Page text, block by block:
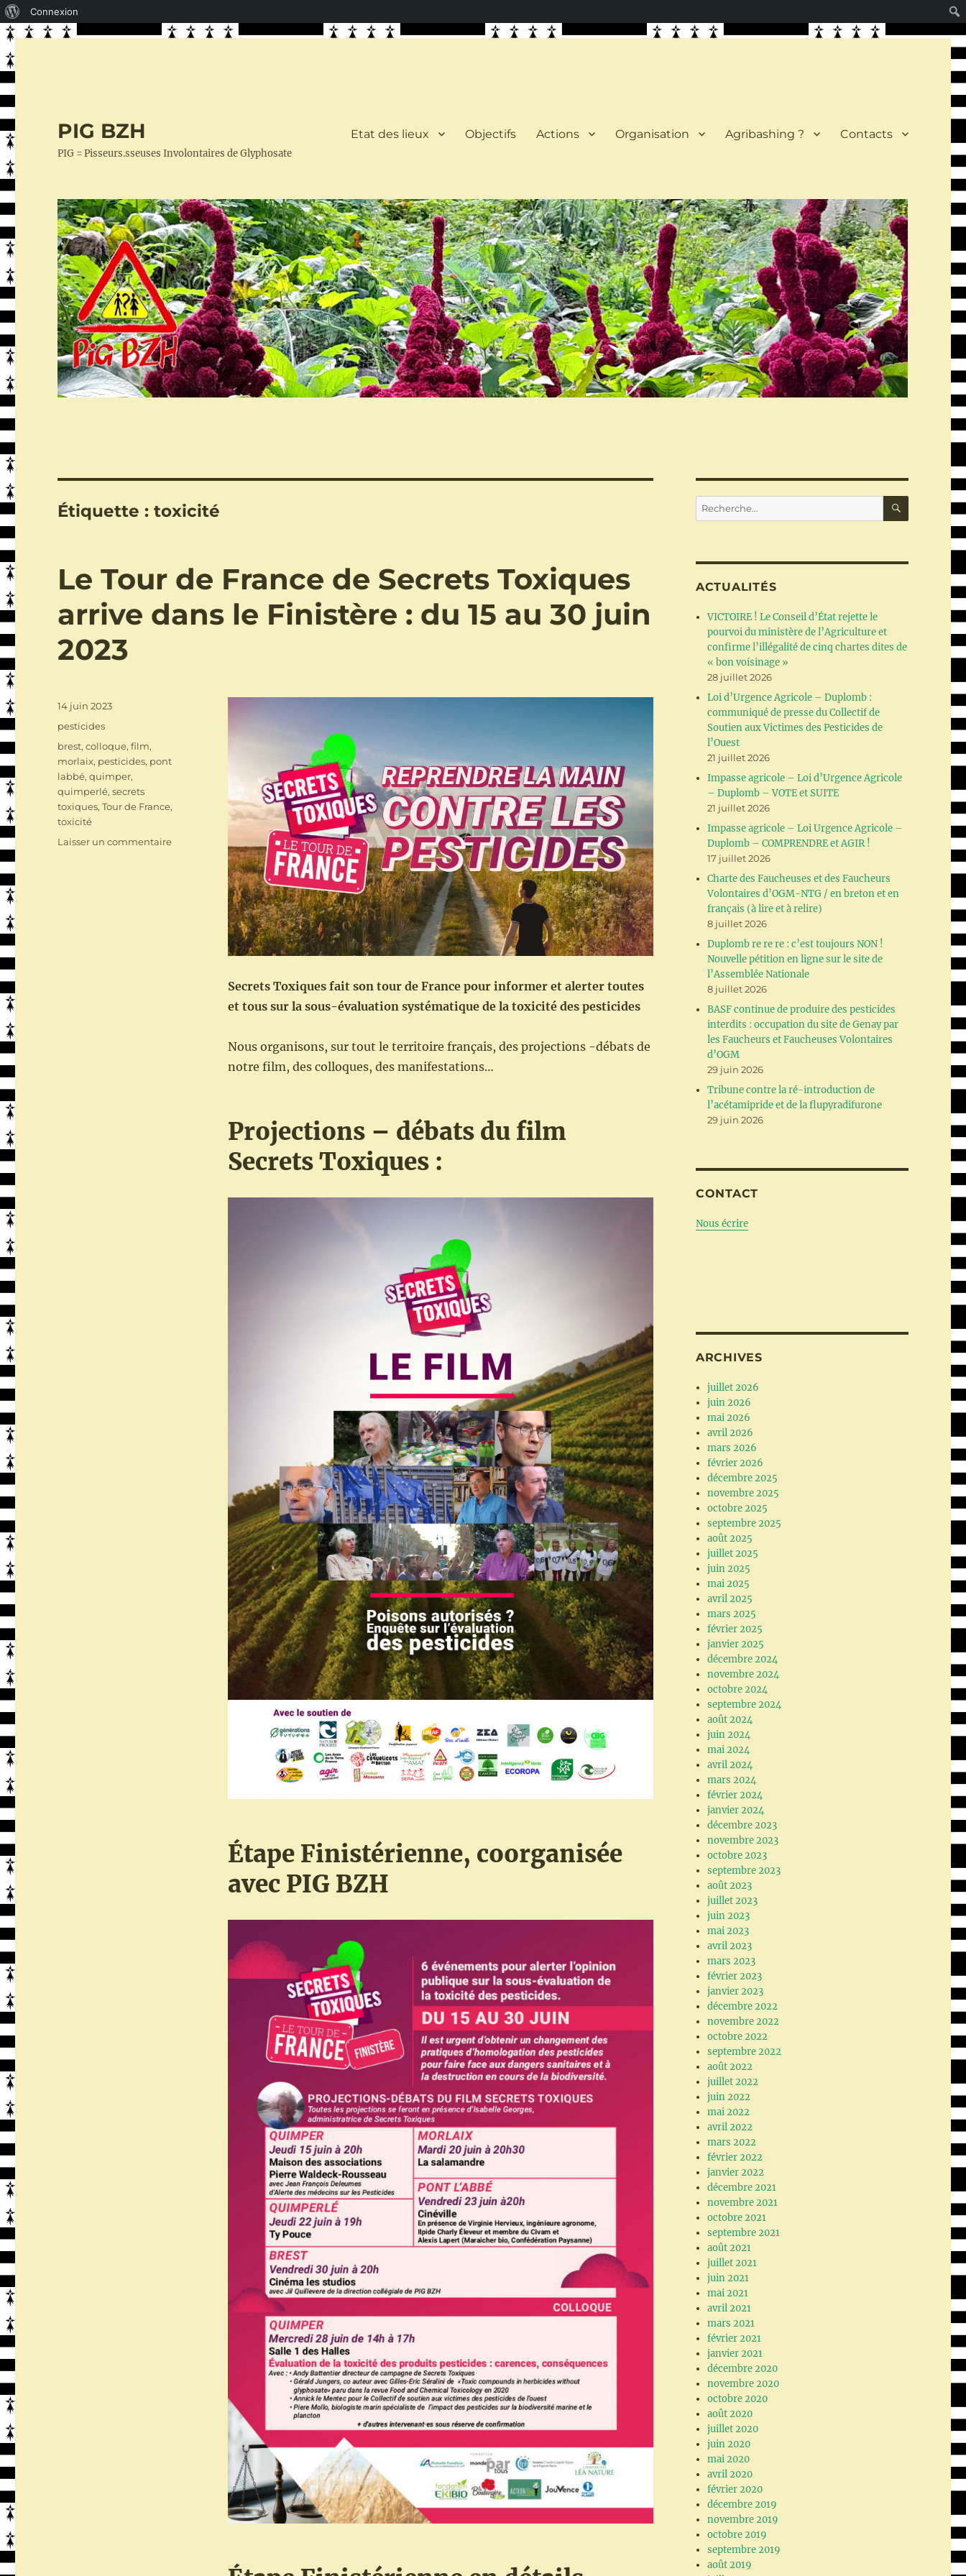
propos
Connexion
PIG BZH
PIG = Pisseurs.sseuses Involontaires de Glyphosate
Etat des lieux Objectifs Actions Organisation Agribashing ? Contacts
Étiquette :toxicité
Le Tour de France de Secrets Toxiques
arrive dans le Finistère : du 15 au 30 juin
2023
Secrets Toxiques fait son tour de France pour informer et alerter toutes
et tous sur la sous-évaluation systématique de la toxicité des pesticides
Nous organisons, sur tout le territoire français, des projections -débats de
notre film, des colloques, des manifestations…
Projections – débats du film
Secrets Toxiques :
Étape Finistérienne, coorganisée
avec PIG BZH
Publié
14 juin 2023
Catégories
pesticides
Étiquettes
brest,colloque,film,
morlaix, pesticides, pont
labbé,quimper,
quimperlé,secrets
toxiques,Tour de France,
toxicité
Laisser un commentairesur
Recherche
pour :
ACTUALITÉS
VICTOIRE ! Le Conseil d’État rejette le
pourvoi du ministère de l’Agriculture et
confirme l’illégalité de cinq chartes dites de
« bon voisinage »
28 juillet 2026
Loi d’Urgence Agricole – Duplomb :
communiqué de presse du Collectif de
Soutien aux Victimes des Pesticides de
l’Ouest
21 juillet 2026
Impasse agricole – Loi d’Urgence Agricole
– Duplomb – VOTE et SUITE
21 juillet 2026
Impasse agricole – Loi Urgence Agricole –
Duplomb – COMPRENDRE et AGIR !
17 juillet 2026
Charte des Faucheuses et des Faucheurs
Volontaires d’OGM-NTG / en breton et en
français (à lire et à relire)
8 juillet 2026
Duplomb re re re : c’est toujours NON !
Nouvelle pétition en ligne sur le site de
l’Assemblée Nationale
8 juillet 2026
BASF continue de produire des pesticides
interdits : occupation du site de Genay par
les Faucheurs et Faucheuses Volontaires
d’OGM
29 juin 2026
Tribune contre la ré-introduction de
l’acétamipride et de la flupyradifurone
29 juin 2026
CONTACT
Nous écrire
ARCHIVES
juillet 2026
juin 2026
mai 2026
avril 2026
mars 2026
février 2026
décembre 2025
novembre 2025
octobre 2025
septembre 2025
août 2025
juillet 2025
juin 2025
mai 2025
avril 2025
mars 2025
février 2025
janvier 2025
décembre 2024
novembre 2024
octobre 2024
septembre 2024
août 2024
juin 2024
mai 2024
avril 2024
mars 2024
février 2024
janvier 2024
décembre 2023
novembre 2023
octobre 2023
septembre 2023
août 2023
juillet 2023
juin 2023
mai 2023
avril 2023
mars 2023
février 2023
janvier 2023
décembre 2022
novembre 2022
octobre 2022
septembre 2022
août 2022
juillet 2022
juin 2022
mai 2022
avril 2022
mars 2022
février 2022
janvier 2022
décembre 2021
novembre 2021
octobre 2021
septembre 2021
août 2021
juillet 2021
juin 2021
mai 2021
avril 2021
mars 2021
février 2021
janvier 2021
décembre 2020
novembre 2020
octobre 2020
août 2020
juillet 2020
juin 2020
mai 2020
avril 2020
février 2020
décembre 2019
novembre 2019
octobre 2019
septembre 2019
août 2019